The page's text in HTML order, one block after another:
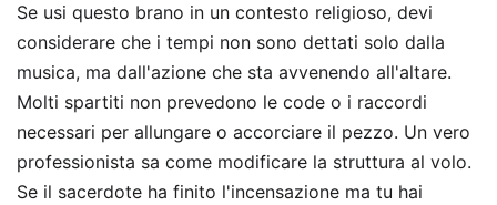
Se usi questo brano in un contesto religioso, devi
considerare che i tempi non sono dettati solo dalla
musica, ma dall'azione che sta avvenendo all'altare.
Molti spartiti non prevedono le code o i raccordi
necessari per allungare o accorciare il pezzo. Un vero
professionista sa come modificare la struttura al volo.
Se il sacerdote ha finito l'incensazione ma tu hai